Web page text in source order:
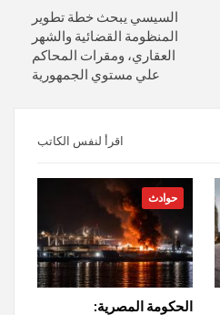
السيسي يبحث خطة تطوير
المنظومة القضائية والشهر
العقاري، ومقرات المحاكم
علي مستوي الجمهورية
اقرأ لنفس الكاتب
حوادث
الحكومة المصرية: